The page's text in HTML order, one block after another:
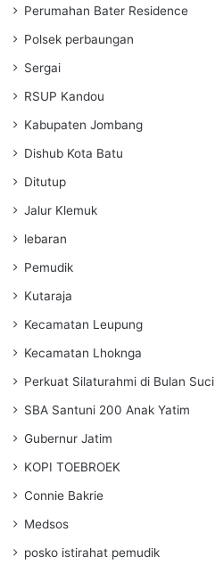
Perumahan Bater Residence
Polsek perbaungan
Sergai
RSUP Kandou
Kabupaten Jombang
Dishub Kota Batu
Ditutup
Jalur Klemuk
lebaran
Pemudik
Kutaraja
Kecamatan Leupung
Kecamatan Lhoknga
Perkuat Silaturahmi di Bulan Suci
SBA Santuni 200 Anak Yatim
Gubernur Jatim
KOPI TOEBROEK
Connie Bakrie
Medsos
posko istirahat pemudik